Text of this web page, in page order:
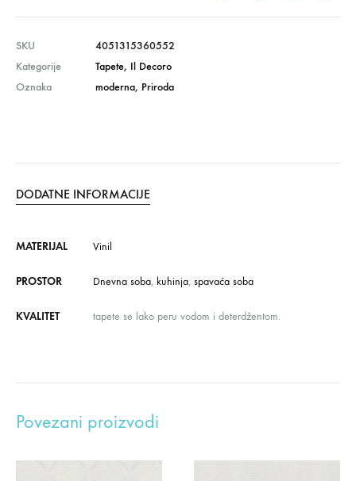
SKU
4051315360552
Kategorije
Tapete, Il Decoro
Oznaka
moderna, Priroda
DODATNE INFORMACIJE
MATERIJAL Vinil
PROSTOR Dnevna soba, kuhinja, spavaća soba
KVALITET tapete se lako peru vodom i deterdžentom.
Povezani proizvodi